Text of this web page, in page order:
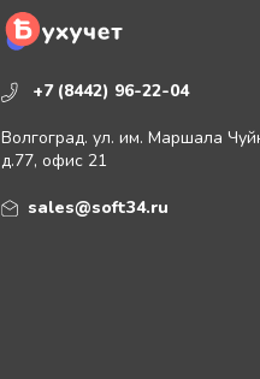
+7 (8442) 96-22-04
Волгоград. ул. им. Маршала
д.77, офис 21
sales@soft34.ru